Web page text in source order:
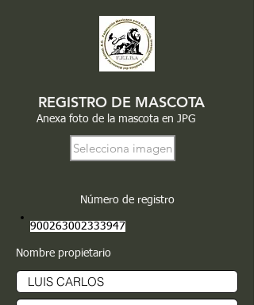
REGISTRO DE MASCOTA
Anexa foto de la mascota en JPG
Selecciona imagen
Número de registro
900263002333947
Nombre propietario